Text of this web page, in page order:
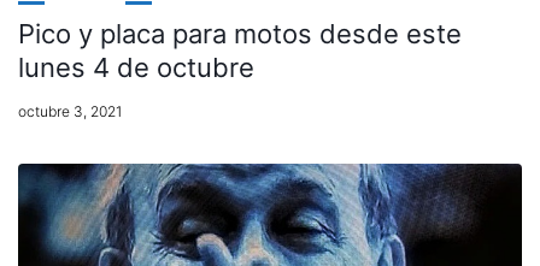
Pico y placa para motos desde este
lunes 4 de octubre
octubre 3, 2021